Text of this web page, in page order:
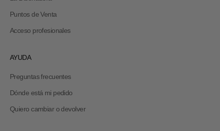
Puntos de Venta
Acceso profesionales
AYUDA
Preguntas frecuentes
Dónde está mi pedido
Quiero cambiar o devolver